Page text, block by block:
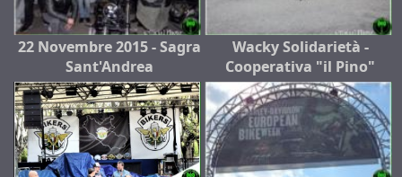
22 Novembre 2015 - Sagra
Sant'Andrea
Wacky Solidarietà -
Cooperativa "il Pino"